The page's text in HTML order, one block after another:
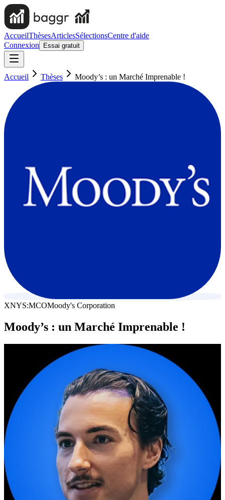
AccueilThèsesArticlesSélectionsCentre d'aide
Connexion
Essai gratuit
Accueil Thèses Moody’s : un Marché Imprenable !
XNYS:MCOMoody's Corporation
Moody’s : un Marché Imprenable !